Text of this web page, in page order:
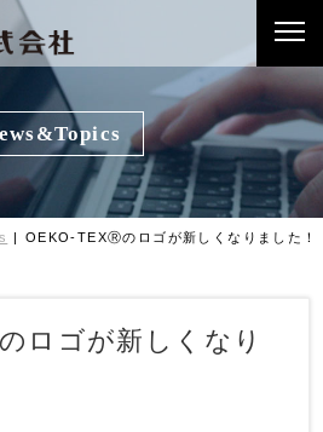
OEKO-TEXⓇのロゴが新しくなりました！
ロゴが新しくなり